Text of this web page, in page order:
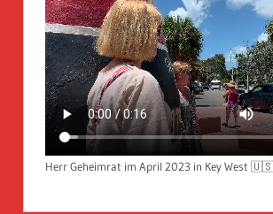
Herr Geheimrat im April 2023 in Key West 🇺🇸